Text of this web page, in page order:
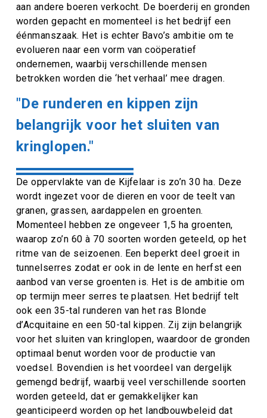
aan andere boeren verkocht. De boerderij en gronden
worden gepacht en momenteel is het bedrijf een
éénmanszaak. Het is echter Bavo’s ambitie om te
evolueren naar een vorm van coöperatief
ondernemen, waarbij verschillende mensen
betrokken worden die ‘het verhaal’ mee dragen.
"De runderen en kippen zijn
belangrijk voor het sluiten van
kringlopen."
De oppervlakte van de Kijfelaar is zo’n 30 ha. Deze
wordt ingezet voor de dieren en voor de teelt van
granen, grassen, aardappelen en groenten.
Momenteel hebben ze ongeveer 1,5 ha groenten,
waarop zo’n 60 à 70 soorten worden geteeld, op het
ritme van de seizoenen. Een beperkt deel groeit in
tunnelserres zodat er ook in de lente en herfst een
aanbod van verse groenten is. Het is de ambitie om
op termijn meer serres te plaatsen. Het bedrijf telt
ook een 35-tal runderen van het ras Blonde
d’Acquitaine en een 50-tal kippen. Zij zijn belangrijk
voor het sluiten van kringlopen, waardoor de gronden
optimaal benut worden voor de productie van
voedsel. Bovendien is het voordeel van dergelijk
gemengd bedrijf, waarbij veel verschillende soorten
worden geteeld, dat er gemakkelijker kan
geanticipeerd worden op het landbouwbeleid dat